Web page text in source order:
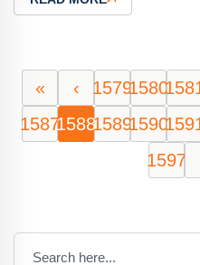
« ‹ 15791580
1587158815891590
1597